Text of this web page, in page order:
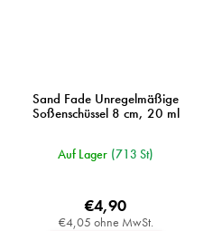
Sand Fade Unregelmäßige
Soßenschüssel 8 cm, 20 ml
Auf Lager (713 St)
€4,05 ohne MwSt.
€4,90